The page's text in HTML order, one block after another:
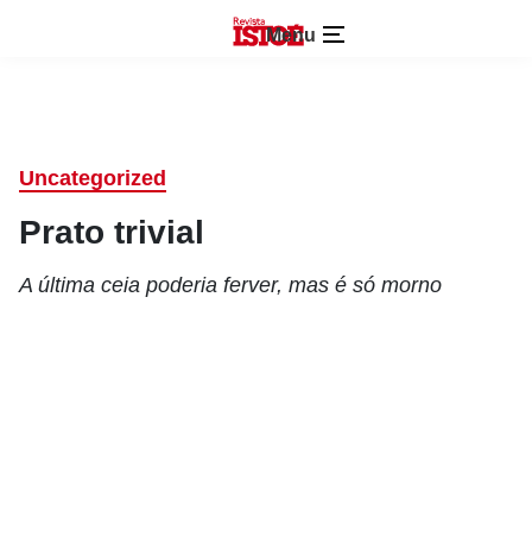
Menu
Uncategorized
Prato trivial
A última ceia poderia ferver, mas é só morno